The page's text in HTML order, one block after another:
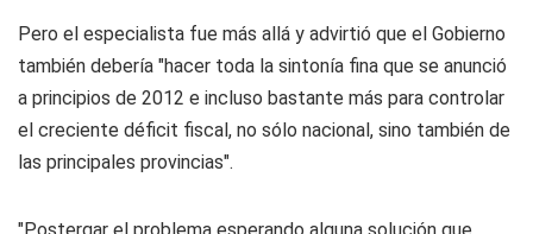
Pero el especialista fue más allá y advirtió que el Gobierno
también debería "hacer toda la sintonía fina que se anunció
a principios de 2012 e incluso bastante más para controlar
el creciente déficit fiscal, no sólo nacional, sino también de
las principales provincias".